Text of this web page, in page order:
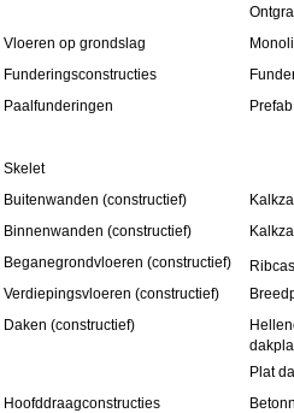
Vloeren op grondslag
Funderingsconstructies
Paalfunderingen
Skelet
Buitenwanden (constructief)
Binnenwanden (constructief)
Beganegrondvloeren (constructief)
Verdiepingsvloeren (constructief)
Daken (constructief)
Plat
Hoofddraagconstructies